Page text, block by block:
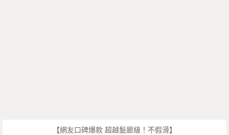
【網友口碑爆款 超越髮廊級！不假滑】